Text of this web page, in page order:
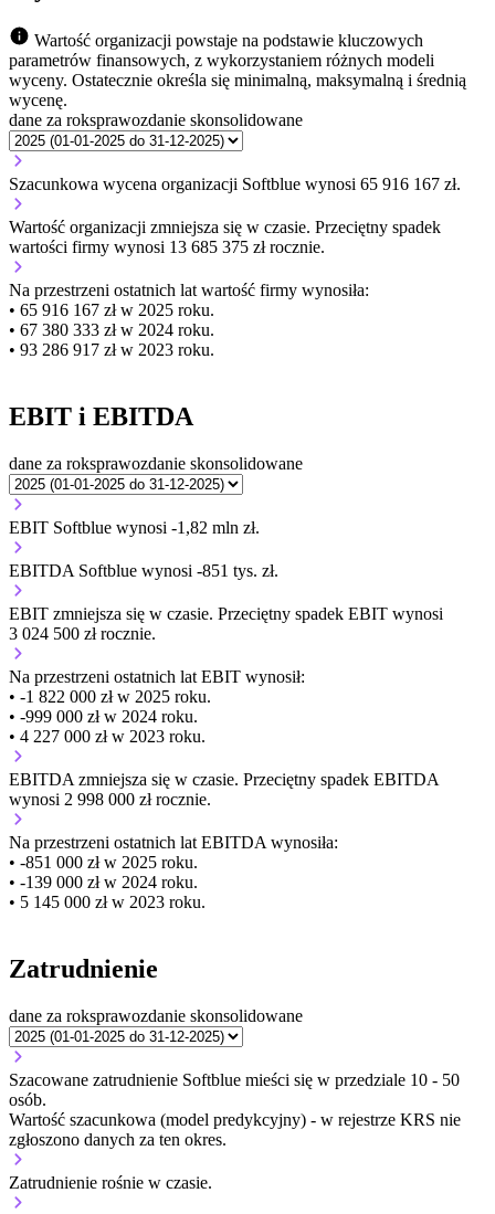
Wartość organizacji powstaje na podstawie kluczowych
parametrów finansowych, z wykorzystaniem różnych modeli
wyceny. Ostatecznie określa się minimalną, maksymalną i średnią
wycenę.
dane za roksprawozdanie skonsolidowane
Szacunkowa wycena organizacji Softblue wynosi 65 916 167 zł.
Wartość organizacji zmniejsza się w czasie. Przeciętny spadek
wartości firmy wynosi 13 685 375 zł rocznie.
Na przestrzeni ostatnich lat wartość firmy wynosiła:
• 65 916 167 zł w 2025 roku.
• 67 380 333 zł w 2024 roku.
• 93 286 917 zł w 2023 roku.
EBIT i EBITDA
dane za roksprawozdanie skonsolidowane
EBIT Softblue wynosi -1,82 mln zł.
EBITDA Softblue wynosi -851 tys. zł.
EBIT zmniejsza się w czasie. Przeciętny spadek EBIT wynosi
3 024 500 zł rocznie.
Na przestrzeni ostatnich lat EBIT wynosił:
• -1 822 000 zł w 2025 roku.
• -999 000 zł w 2024 roku.
• 4 227 000 zł w 2023 roku.
EBITDA zmniejsza się w czasie. Przeciętny spadek EBITDA
wynosi 2 998 000 zł rocznie.
Na przestrzeni ostatnich lat EBITDA wynosiła:
• -851 000 zł w 2025 roku.
• -139 000 zł w 2024 roku.
• 5 145 000 zł w 2023 roku.
Zatrudnienie
dane za roksprawozdanie skonsolidowane
Szacowane zatrudnienie Softblue mieści się w przedziale 10 - 50
osób.
Wartość szacunkowa (model predykcyjny) - w rejestrze KRS nie
zgłoszono danych za ten okres.
Zatrudnienie rośnie w czasie.